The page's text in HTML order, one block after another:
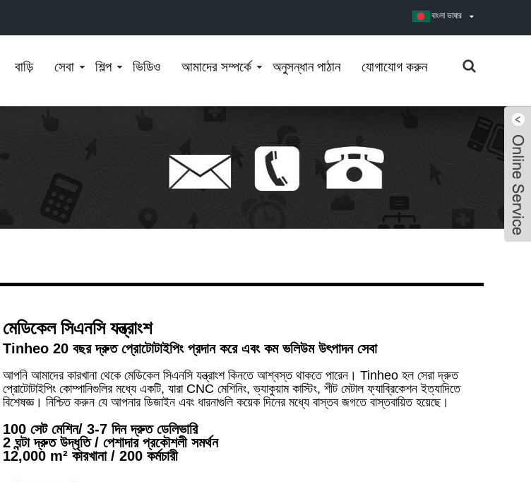
বাংলা ভাষার
বাড়ি সেবা শিল্প ভিডিও আমাদের সম্পর্কে অনুসন্ধান পাঠান যোগাযোগ করুন
মেডিকেল সিএনসি যন্ত্রাংশ
Tinheo 20 বছর দ্রুত প্রোটোটাইপিং প্রদান করে এবং কম ভলিউম উৎপাদন সেবা
আপনি আমাদের কারখানা থেকে মেডিকেল সিএনসি যন্ত্রাংশ কিনতে আশ্বস্ত থাকতে পারেন। Tinheo হল সেরা দ্রুত
প্রোটোটাইপিং কোম্পানিগুলির মধ্যে একটি, যারা CNC মেশিনিং, ভ্যাকুয়াম কাস্টিং, শীট মেটাল ফ্যাব্রিকেশন ইত্যাদিতে
বিশেষজ্ঞ। নিশ্চিত করুন যে আপনার ডিজাইন এবং ধারনাগুলি কয়েক দিনের মধ্যে বাস্তব জগতে বাস্তবায়িত হয়েছে।
100 সেট মেশিন/ 3-7 দিন দ্রুত ডেলিভারি
2 ঘন্টা দ্রুত উদ্ধৃতি / পেশাদার প্রকৌশলী সমর্থন
12,000 m² কারখানা / 200 কর্মচারী